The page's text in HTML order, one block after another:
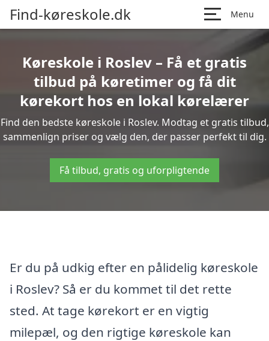
Find-køreskole.dk Menu
Køreskole i Roslev – Få et gratis
tilbud på køretimer og få dit
kørekort hos en lokal kørelærer
Find den bedste køreskole i Roslev. Modtag et gratis tilbud,
sammenlign priser og vælg den, der passer perfekt til dig.
Få tilbud, gratis og uforpligtende
Er du på udkig efter en pålidelig køreskole
i Roslev? Så er du kommet til det rette
sted. At tage kørekort er en vigtig
milepæl, og den rigtige køreskole kan